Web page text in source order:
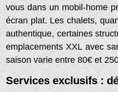
vous dans un mobil-home
écran plat. Les chalets,
authentique, certaines
emplacements XXL avec
saison varie entre 80€ et
Services exclusifs :